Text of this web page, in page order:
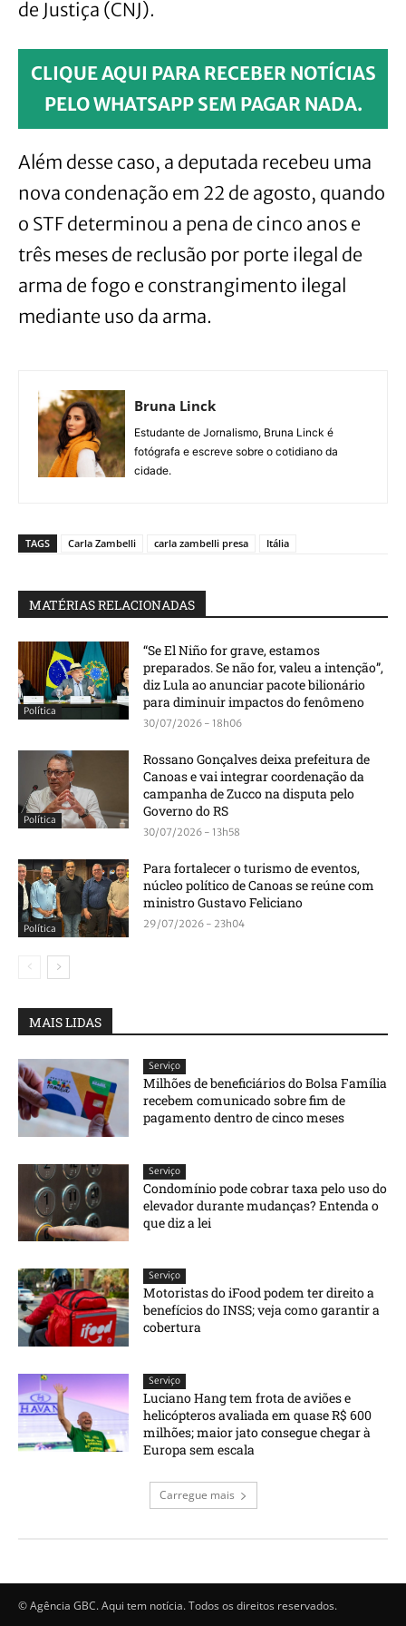
de Justiça (CNJ).
CLIQUE AQUI PARA RECEBER NOTÍCIAS
PELO WHATSAPP SEM PAGAR NADA.
Além desse caso, a deputada recebeu uma
nova condenação em 22 de agosto, quando
o STF determinou a pena de cinco anos e
três meses de reclusão por porte ilegal de
arma de fogo e constrangimento ilegal
mediante uso da arma.
Bruna Linck
Estudante de Jornalismo, Bruna Linck é
fotógrafa e escreve sobre o cotidiano da
cidade.
TAGS Carla Zambelli carla zambelli presa Itália
MATÉRIAS RELACIONADAS
Política
“Se El Niño for grave, estamos
preparados. Se não for, valeu a intenção”,
diz Lula ao anunciar pacote bilionário
para diminuir impactos do fenômeno
30/07/2026 - 18h06
Política
Rossano Gonçalves deixa prefeitura de
Canoas e vai integrar coordenação da
campanha de Zucco na disputa pelo
Governo do RS
30/07/2026 - 13h58
Política
Para fortalecer o turismo de eventos,
núcleo político de Canoas se reúne com
ministro Gustavo Feliciano
29/07/2026 - 23h04
MAIS LIDAS
Serviço
Milhões de beneficiários do Bolsa Família
recebem comunicado sobre fim de
pagamento dentro de cinco meses
Serviço
Condomínio pode cobrar taxa pelo uso do
elevador durante mudanças? Entenda o
que diz a lei
Serviço
Motoristas do iFood podem ter direito a
benefícios do INSS; veja como garantir a
cobertura
Serviço
Luciano Hang tem frota de aviões e
helicópteros avaliada em quase R$ 600
milhões; maior jato consegue chegar à
Europa sem escala
Carregue mais
© Agência GBC. Aqui tem notícia. Todos os direitos reservados.